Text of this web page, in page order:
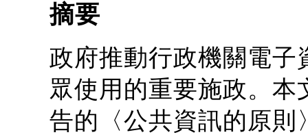
摘要
政府推動行政機關電子
眾使用的重要施政。
告的〈公共資訊的原則